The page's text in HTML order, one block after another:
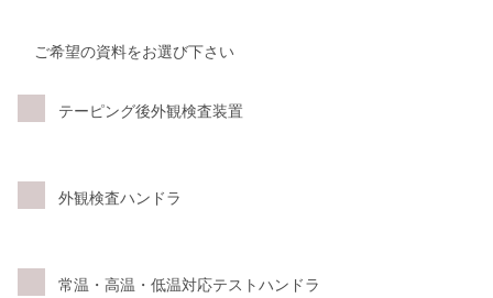
ご希望の資料をお選び下さい
テーピング後外観検査装置
外観検査ハンドラ
常温・高温・低温対応テストハンドラ